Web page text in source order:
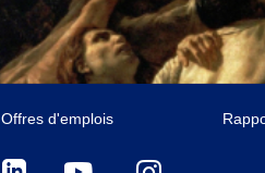
Offres d'emplois